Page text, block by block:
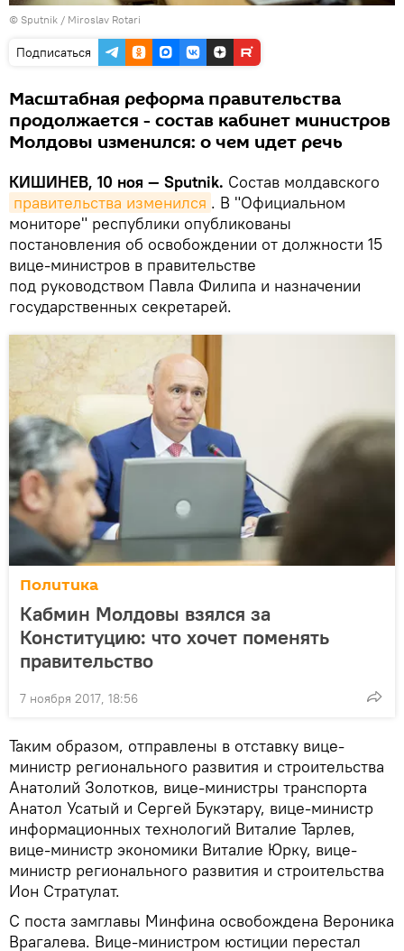
© Sputnik / Miroslav Rotari
Подписаться
Масштабная реформа правительства
продолжается - состав кабинет министров
Молдовы изменился: о чем идет речь
КИШИНЕВ, 10 ноя — Sputnik. Состав молдавского
правительства изменился . В "Официальном
мониторе" республики опубликованы
постановления об освобождении от должности 15
вице-министров в правительстве
под руководством Павла Филипа и назначении
государственных секретарей.
Политика
Кабмин Молдовы взялся за
Конституцию: что хочет поменять
правительство
7 ноября 2017, 18:56
Таким образом, отправлены в отставку вице-
министр регионального развития и строительства
Анатолий Золотков, вице-министры транспорта
Анатол Усатый и Сергей Букэтару, вице-министр
информационных технологий Виталие Тарлев,
вице-министр экономики Виталие Юрку, вице-
министр регионального развития и строительства
Ион Стратулат.
С поста замглавы Минфина освобождена Вероника
Врагалева. Вице-министром юстиции перестал